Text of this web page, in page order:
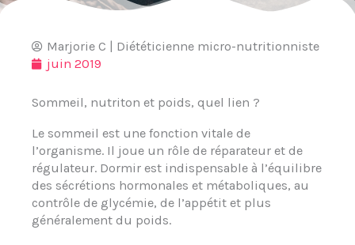
Marjorie C | Diététicienne micro-nutritionniste
juin 2019
Sommeil, nutriton et poids, quel lien ?
Le sommeil est une fonction vitale de
l’organisme. Il joue un rôle de réparateur et de
régulateur. Dormir est indispensable à l’équilibre
des sécrétions hormonales et métaboliques, au
contrôle de glycémie, de l’appétit et plus
généralement du poids.